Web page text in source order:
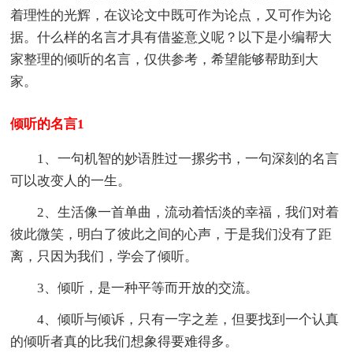
着理性的光辉，在议论文中既可作为论点，又可作为论
据。什么样的名言才具有借鉴意义呢？以下是小编帮大
家整理的倾听的名言，仅供参考，希望能够帮助到大
家。
倾听的名言1
1、一句机智的妙语胜过一摞劣书，一句深刻的名言
可以改变人的一生。
2、生活像一首单曲，流动着恬淡的幸福，我们对着
彼此微笑，明白了彼此之间的心声，于是我们没有了距
离，只因为我们，学会了倾听。
3、倾听，是一种平等而开放的交流。
4、倾听与倾诉，只有一字之差，但要找到一个认真
的倾听者真的比我们想象得要难得多。